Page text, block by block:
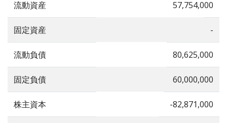
流動資産 57,754,000
固定資産 -
流動負債 80,625,000
固定負債 60,000,000
株主資本 -82,871,000